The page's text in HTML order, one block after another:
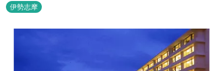
🏖三重の海水浴場ビーチ特集 プー...
伊勢志摩